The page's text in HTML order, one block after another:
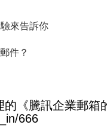
來告訴你
件？
《騰訊企業郵
666